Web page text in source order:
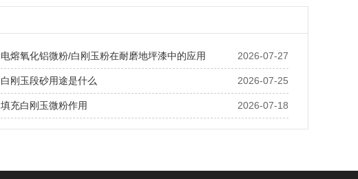
2026-07-27
电熔氧化铝微粉/白刚玉粉在耐磨地坪漆中的应用
2026-07-25
白刚玉段砂用途是什么
2026-07-18
填充白刚玉微粉作用